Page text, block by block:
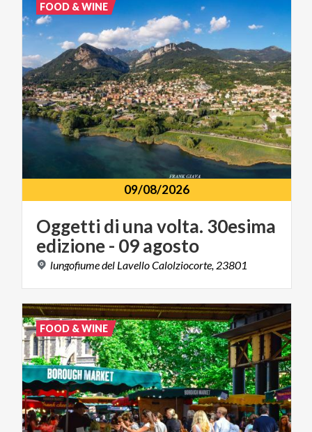
09/08/2026
Oggetti di unavolta. 30esima
edizione- 09agosto
lungofiumedel LavelloCalolziocorte, 23801
FOOD & WINE
FOOD & WINE